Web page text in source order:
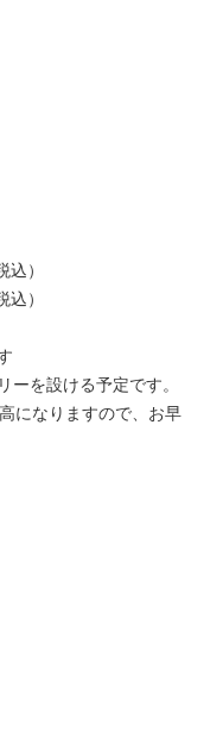
）
）
を設ける予定です。
になりますので、お早